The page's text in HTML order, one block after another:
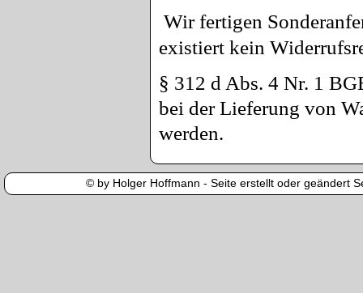
Wir fertigen
existiert kein
§ 312 d Abs. 4 Nr. 1
bei der Lieferung von
werden.
© by Holger Hoffmann - Seite erstellt oder geändert